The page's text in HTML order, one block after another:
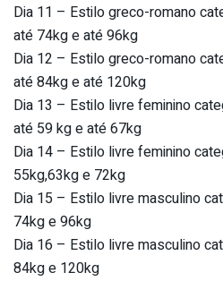
Dia 11 – Estilo greco-romano
até 74kg e até 96kg
Dia 12 – Estilo greco-romano
até 84kg e até 120kg
Dia 13 – Estilo livre feminino
até 59 kg e até 67kg
Dia 14 – Estilo livre feminino
55kg,63kg e 72kg
Dia 15 – Estilo livre masculino
74kg e 96kg
Dia 16 – Estilo livre masculino
84kg e 120kg